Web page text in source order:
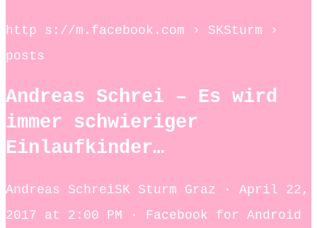
http s://m.facebook.com › SKSturm ›
posts
Andreas Schrei – Es wird
immer schwieriger
Einlaufkinder…
Andreas Schrei‎SK Sturm Graz · April 22,
2017 at 2:00 PM · Facebook for Android